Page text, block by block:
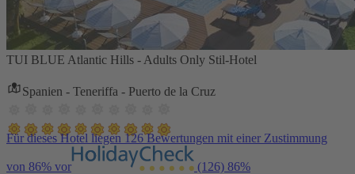
TUI BLUE Atlantic Hills - Adults Only Stil-Hotel
Spanien - Teneriffa - Puerto de la Cruz
Für dieses Hotel liegen 126 Bewertungen mit einer Zustimmung
von 86% vor (126) 86%